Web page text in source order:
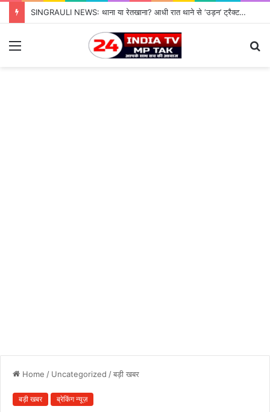
SINGRAULI NEWS: थाना या रेतखाना? आधी रात थाने से ‘उड़न’ ट्रैक्टर, जियावन पुलिस के पहरे में माफिया पास रेत माफिया के आगे नतमस्तक सिस्टम, सुशासन की पोल खोलती जियावन थाने की सनसनीखेज कहानी
Menu
Home / Uncategorized /बड़ी खबर
बड़ी खबर ब्रेकिंग न्यूज़